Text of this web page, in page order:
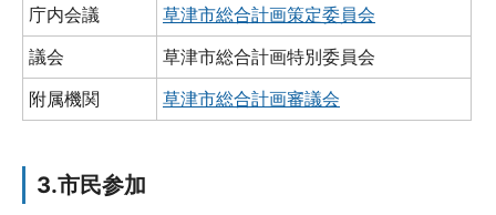
庁内会議
草津市総合計画策定委員会
議会
草津市総合計画特別委員会
附属機関
草津市総合計画審議会
3.市民参加